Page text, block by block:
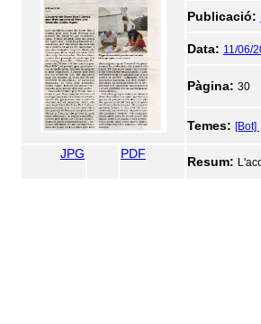
Publicació:
Data: 11/06/
Pàgina: 30
Temes: [Bot]
JPG PDF
Resum: